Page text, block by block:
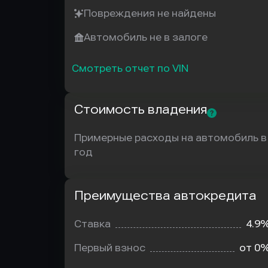
Повреждения не найдены
Автомобиль не в залоге
Смотреть отчет по VIN
Стоимость владения
Примерные расходы на автомобиль в
год
Преимущества автокредита
Ставка
Первый взнос от